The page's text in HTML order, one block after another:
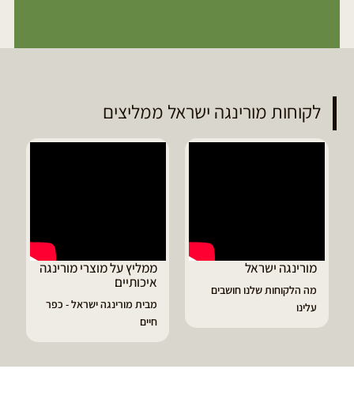
לקוחות מורינגה ישראל ממליצים
מורינגה ישראל
מה הלקוחות שלנו חושבים
עלינו
ממליץ על מוצרי מורינגה
איכותיים
מבית מורינגה ישראל - כפר
חיים